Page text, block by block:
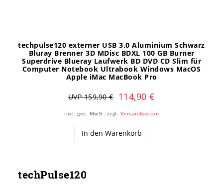
techpulse120 externer USB 3.0 Aluminium Schwarz
Bluray Brenner 3D MDisc BDXL 100 GB Burner
Superdrive Blueray Laufwerk BD DVD CD Slim für
Computer Notebook Ultrabook Windows MacOS
Apple iMac MacBook Pro
UVP 159,90 € 114,90 €
inkl. ges. MwSt. zzgl. Versandkosten
In den Warenkorb
techPulse120